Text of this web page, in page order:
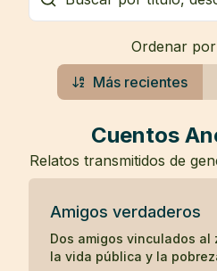
Ordenar
Más recientes
Cuentos
Relatos transmitidos de
Amigos verdaderos
Dos amigos vinculados al
la vida pública y la